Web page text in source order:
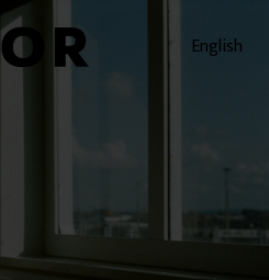
English